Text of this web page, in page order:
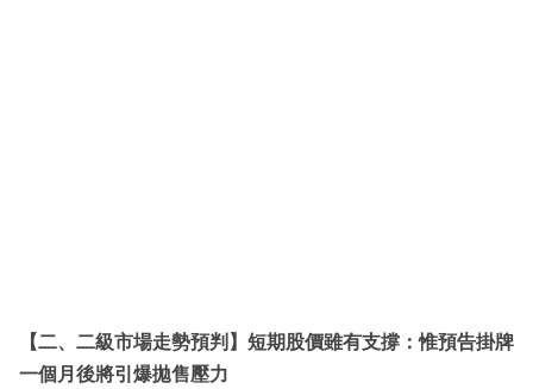
【二、二級市場走勢預判】短期股價雖有支撐：惟預告掛牌
一個月後將引爆拋售壓力